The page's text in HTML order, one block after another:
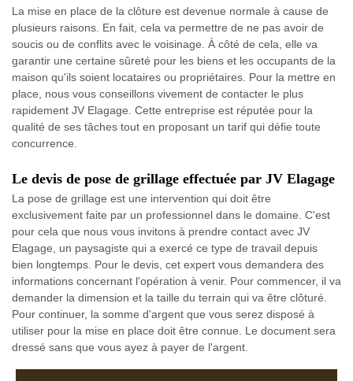
La mise en place de la clôture est devenue normale à cause de
plusieurs raisons. En fait, cela va permettre de ne pas avoir de
soucis ou de conflits avec le voisinage. À côté de cela, elle va
garantir une certaine sûreté pour les biens et les occupants de la
maison qu'ils soient locataires ou propriétaires. Pour la mettre en
place, nous vous conseillons vivement de contacter le plus
rapidement JV Elagage. Cette entreprise est réputée pour la
qualité de ses tâches tout en proposant un tarif qui défie toute
concurrence.
Le devis de pose de grillage effectuée par JV Elagage
La pose de grillage est une intervention qui doit être
exclusivement faite par un professionnel dans le domaine. C'est
pour cela que nous vous invitons à prendre contact avec JV
Elagage, un paysagiste qui a exercé ce type de travail depuis
bien longtemps. Pour le devis, cet expert vous demandera des
informations concernant l'opération à venir. Pour commencer, il va
demander la dimension et la taille du terrain qui va être clôturé.
Pour continuer, la somme d'argent que vous serez disposé à
utiliser pour la mise en place doit être connue. Le document sera
dressé sans que vous ayez à payer de l'argent.